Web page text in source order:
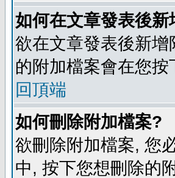
如何在文章發表後新
欲在文章發表後新
的附加檔案會在您按
回頂端
如何刪除附加檔案?
欲刪除附加檔案, 您
中, 按下您想刪除的